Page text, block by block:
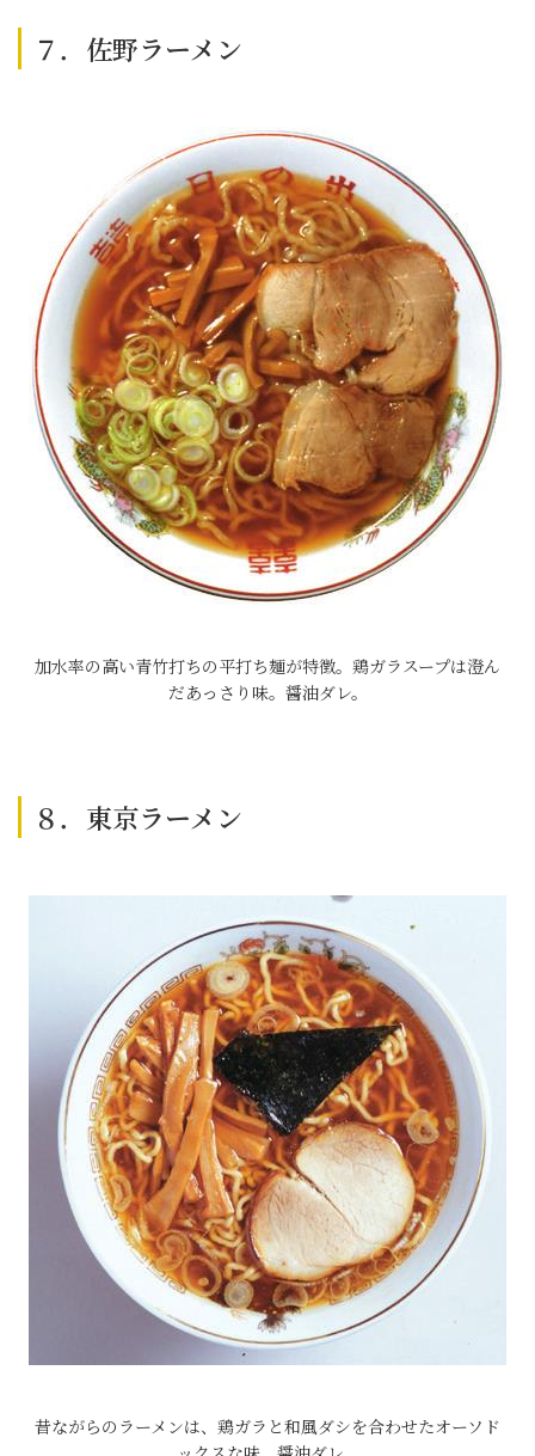
７．佐野ラーメン
加水率の高い青竹打ちの平打ち麺が特徴。鶏ガラスープは澄ん
だあっさり味。醤油ダレ。
８．東京ラーメン
昔ながらのラーメンは、鶏ガラと和風ダシを合わせたオーソド